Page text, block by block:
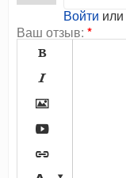
Войти или
Ваш отзыв: *




